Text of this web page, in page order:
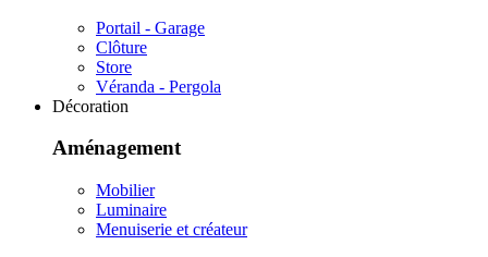
Portail - Garage
Clôture
Store
Véranda - Pergola
Décoration
Aménagement
Mobilier
Luminaire
Menuiserie et créateur